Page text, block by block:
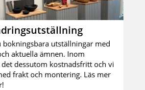
bokningsbara utställningar med
aktuella ämnen. Inom
dessutom kostnadsfritt och vi
frakt och montering. Läs mer